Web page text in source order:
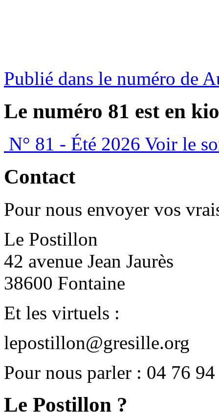
Publié dans le numéro de
Le numéro 81 est en
N° 81 - Été 2026 Voir le
Contact
Pour nous envoyer vos
Le Postillon
42 avenue Jean Jaurès
38600 Fontaine
Et les virtuels :
lepostillon@gresille.org
Pour nous parler : 04 76
Le Postillon ?